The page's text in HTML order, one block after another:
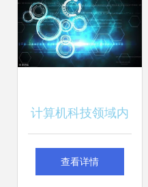
计算机科技领域内
技术开发中的专家
查看详情